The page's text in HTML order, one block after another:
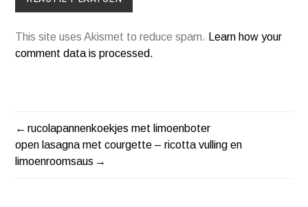
This site uses Akismet to reduce spam. Learn how your
comment data is processed.
BERICHT
NAVIGATIE
rucolapannenkoekjes met limoenboter
open lasagna met courgette – ricotta vulling en
limoenroomsaus